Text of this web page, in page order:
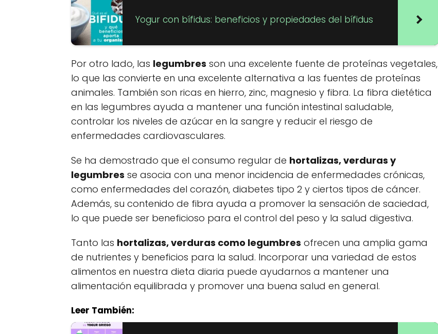
Yogur con bífidus: beneficios y propiedades del bífidus
Por otro lado, las legumbres son una excelente fuente de proteínas vegetales,
lo que las convierte en una excelente alternativa a las fuentes de proteínas
animales. También son ricas en hierro, zinc, magnesio y fibra. La fibra dietética
en las legumbres ayuda a mantener una función intestinal saludable,
controlar los niveles de azúcar en la sangre y reducir el riesgo de
enfermedades cardiovasculares.
Se ha demostrado que el consumo regular de hortalizas, verduras y
legumbres se asocia con una menor incidencia de enfermedades crónicas,
como enfermedades del corazón, diabetes tipo 2 y ciertos tipos de cáncer.
Además, su contenido de fibra ayuda a promover la sensación de saciedad,
lo que puede ser beneficioso para el control del peso y la salud digestiva.
Tanto las hortalizas, verduras como legumbres ofrecen una amplia gama
de nutrientes y beneficios para la salud. Incorporar una variedad de estos
alimentos en nuestra dieta diaria puede ayudarnos a mantener una
alimentación equilibrada y promover una buena salud en general.
Leer También: